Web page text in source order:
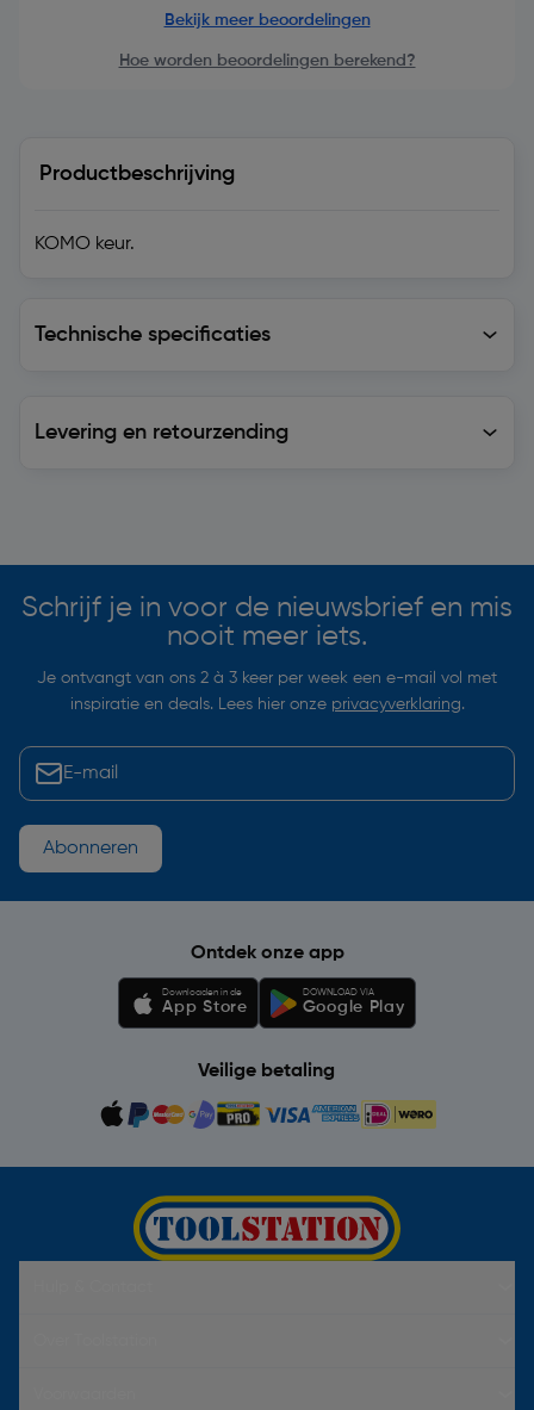
Bekijk meer beoordelingen
Hoe worden beoordelingen berekend?
Productbeschrijving
KOMO keur.
Technische specificaties
Levering en retourzending
Schrijf je in voor de nieuwsbrief en mis
nooit meer iets.
Je ontvangt van ons 2 à 3 keer per week een e-mail vol met
inspiratie en deals. Lees hier onze privacyverklaring.
Abonneren
Ontdek onze app
Downloaden in de
App Store
DOWNLOAD VIA
Google Play
Veilige betaling